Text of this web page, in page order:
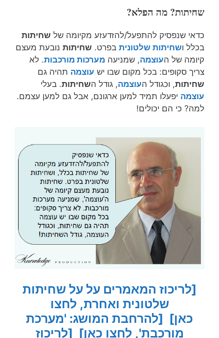
שחיתות? מה הפלא?
כדאי שנפסיק להתפעל/להזדעזע מקיומה של שחיתות
בכלל ושחיתות שלטונית בפרט. שחיתות נובעת מעצם
קיומה של העוצמה, שמניעה מערכות מורכבות. לא
צריך סקופים: בכל מקום שבו יש עוצמה תהיה גם
שחיתות, וכגודל העוצמה, גודל השחיתות. בעלי
עוצמה יפעלו תמיד למען ארגונם, אבל גם למען עצמם.
למה? כי הם יכולים!
[לריכוז המאמרים על על שחיתות
שלטונית ואחרת, לחצו
כאן] [להרחבת המושג: 'מערכת
מורכבת', לחצו כאן] [לריכוז